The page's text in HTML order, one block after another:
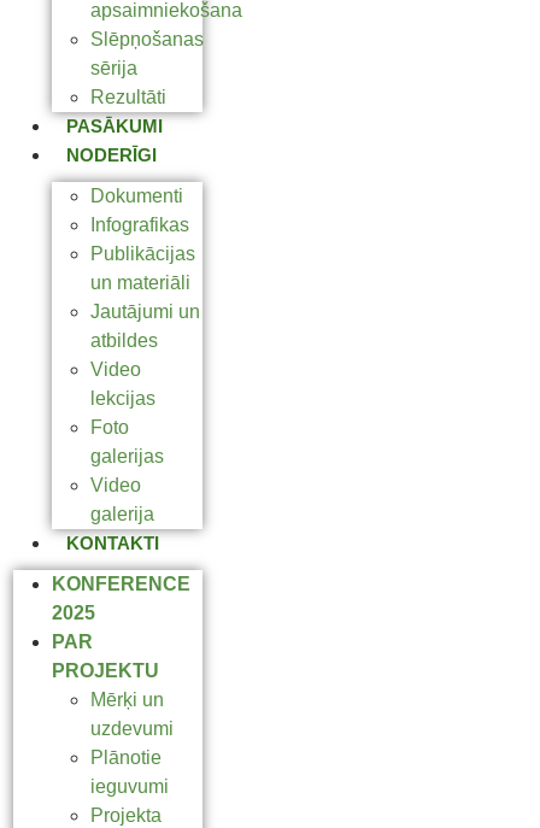
apsaimniekošana
Slēpņošanas
sērija
Rezultāti
PASĀKUMI
NODERĪGI
Dokumenti
Infografikas
Publikācijas
un materiāli
Jautājumi un
atbildes
Video
lekcijas
Foto
galerijas
Video
galerija
KONTAKTI
KONFERENCE
2025
PAR
PROJEKTU
Mērķi un
uzdevumi
Plānotie
ieguvumi
Projekta